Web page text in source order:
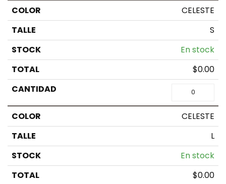
CELESTE
S
En stock
$0.00
CELESTE
L
En stock
$0.00